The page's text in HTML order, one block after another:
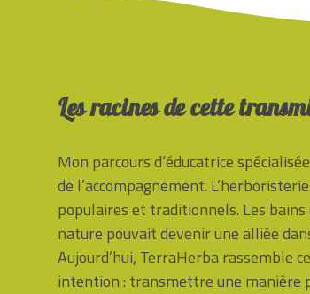
Les racines de cette
Mon parcours d’éducatrice
de l’accompagnement.
populaires et traditionnels. Les
nature pouvait devenir une alliée
Aujourd’hui, TerraHerba rassemble
intention : transmettre une manière